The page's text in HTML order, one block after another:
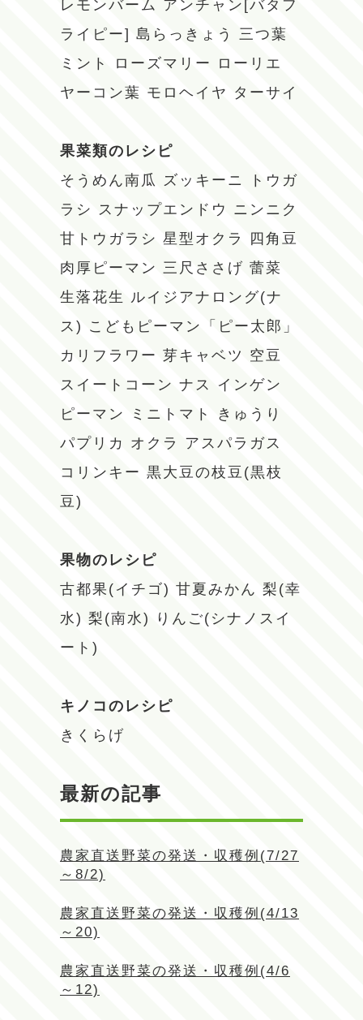
レモンバーム アンチャン[バタフ
ライピー] 島らっきょう
三つ葉
ミント
ローズマリー
ローリエ
ヤーコン葉 モロヘイヤ ターサイ
果菜類のレシピ
そうめん南瓜 ズッキーニ
トウガ
ラシ スナップエンドウ ニンニク
甘トウガラシ 星型オクラ
四角豆
肉厚ピーマン 三尺ささげ 蕾菜
生落花生 ルイジアナロング(ナ
ス) こどもピーマン「ピー太郎」
カリフラワー 芽キャベツ 空豆
スイートコーン ナス
インゲン
ピーマン
ミニトマト
きゅうり
パプリカ オクラ
アスパラガス
コリンキー 黒大豆の枝豆(黒枝
豆)
果物のレシピ
古都果(イチゴ) 甘夏みかん 梨(幸
水) 梨(南水)
りんご(シナノスイ
ート)
キノコのレシピ
きくらげ
最新の記事
農家直送野菜の発送・収穫例(7/27
～8/2)
農家直送野菜の発送・収穫例(4/13
～20)
農家直送野菜の発送・収穫例(4/6
～12)